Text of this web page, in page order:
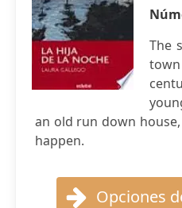
The
an old run down
happen.
Opciones